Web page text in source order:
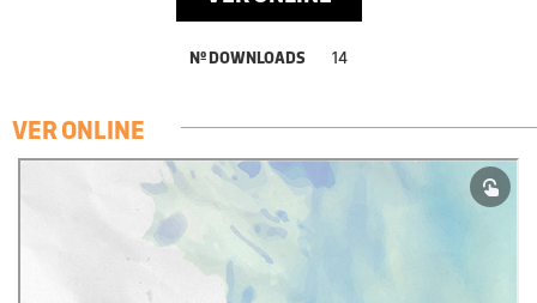
Nº DOWNLOADS 14
VER ONLINE